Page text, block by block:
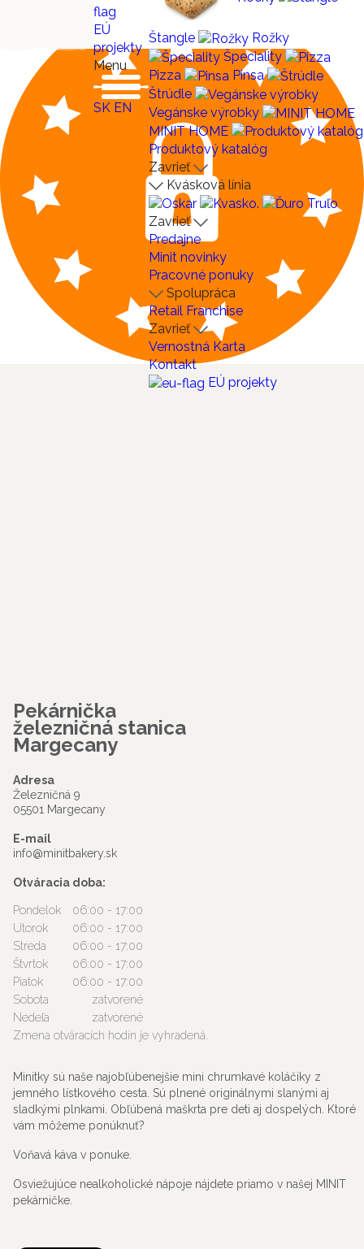
EÚ
projekty
Menu
SK EN
Štangle
Rožky
Špeciality
Pizza
Pinsa
Štrúdle
Vegánske výrobky
MINIT HOME
Produktový katalóg
Zavrieť
Kvásková línia
Zavrieť
Predajne
Minit novinky
Pracovné ponuky
Spolupráca
Retail Franchise
Zavrieť
Vernostná Karta
Kontakt
EÚ projekty
Pekárnička
železničná stanica
Margecany
Adresa
Železničná 9
05501 Margecany
E-mail
info@minitbakery.sk
Otváracia doba:
Pondelok
06:00 - 17:00
Utorok
06:00 - 17:00
Streda
06:00 - 17:00
Štvrtok
06:00 - 17:00
Piatok
06:00 - 17:00
Sobota
zatvorené
Nedeľa
zatvorené
Zmena otváracích hodín je vyhradená.
Minitky sú naše najobľúbenejšie mini chrumkavé koláčiky z
jemného lístkového cesta. Sú plnené originálnymi slanými aj
sladkými plnkami. Obľúbená maškrta pre deti aj dospelých. Ktoré
vám môžeme ponúknuť?
Voňavá káva v ponuke.
Osviežujúce nealkoholické nápoje nájdete priamo v našej MINIT
pekárničke.